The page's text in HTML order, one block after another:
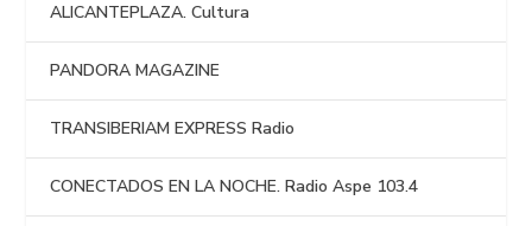
ALICANTEPLAZA. Cultura
PANDORA MAGAZINE
TRANSIBERIAM EXPRESS Radio
CONECTADOS EN LA NOCHE. Radio Aspe 103.4